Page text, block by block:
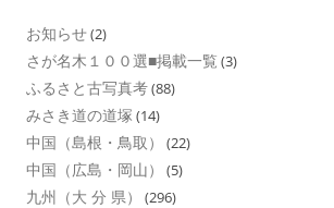
お知らせ(2)
さが名木１００選■掲載一覧 (3)
ふるさと古写真考(88)
みさき道の道塚 (14)
中国（島根・鳥取） (22)
中国（広島・岡山） (5)
九州（大 分 県） (296)